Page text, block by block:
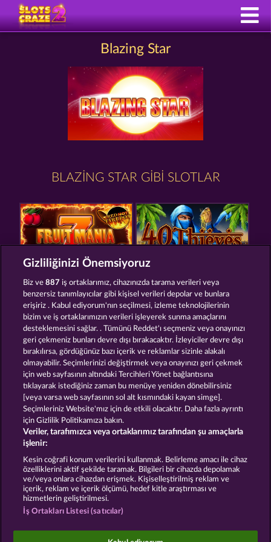
Blazing Star
BLAZING STAR GIBI SLOTLAR
40 SEVENS 5 EMBER WILDS
Hüküm ve Koşullar Gizlilik Beyanı Künye
Şirket SSS Facebook
İptal talebini gönder
Sosyal casino oyunları sadece eğlence amaçlıdır ve
Gizliliğinizi Önemsiyoruz
Biz ve887 iş ortaklarımız, cihazınızda tarama verileri veya
benzersiz tanımlayıcılar gibi kişisel verileri depolar ve bunlara
erişiriz . Kabul ediyorum'nın seçilmesi, izleme teknolojilerinin
bizim ve iş ortaklarımızın verileri işleyerek sunma amaçlarını
desteklemesini sağlar. . Tümünü Reddet'ı seçmeniz veya onayınızı
geri çekmeniz bunları devre dışı bırakacaktır. İzleyiciler devre dışı
bırakılırsa, gördüğünüz bazı içerik ve reklamlar sizinle alakalı
olmayabilir. Seçimlerinizi değiştirmek veya onayınızı geri çekmek
için web sayfasının altındaki Tercihleri Yönet bağlantısına
tıklayarak istediğiniz zaman bu menüye yeniden dönebilirsiniz
[veya varsa web sayfasının sol alt kısmındaki kayan simge].
Seçimleriniz Website'mız için de etkili olacaktır. Daha fazla ayrıntı
için Gizlilik Politikamıza bakın.
Veriler, tarafımızca veya ortaklarımız tarafından şu amaçlarla
işlenir:
Kesin coğrafi konum verilerini kullanmak. Belirleme amacı ile cihaz
özelliklerini aktif şekilde taramak. Bilgileri bir cihazda depolamak
ve/veya onlara cihazdan erişmek. Kişiselleştirilmiş reklam ve
içerik, reklam ve içerik ölçümü, hedef kitle araştırması ve
hizmetlerin geliştirilmesi.
İş Ortakları Listesi (satıcılar)